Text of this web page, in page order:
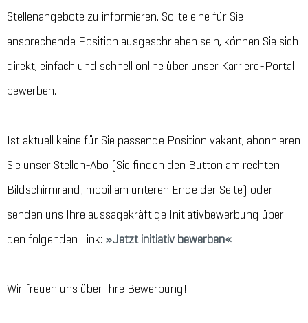
Stellenangebote zu informieren. Sollte eine für Sie
ansprechende Position ausgeschrieben sein, können Sie sich
direkt, einfach und schnell online über unser Karriere-Portal
bewerben.
Ist aktuell keine für Sie passende Position vakant, abonnieren
Sie unser Stellen-Abo (Sie finden den Button am rechten
Bildschirmrand; mobil am unteren Ende der Seite) oder
senden uns Ihre aussagekräftige Initiativbewerbung über
den folgenden Link:
Jetzt initiativ bewerben
Wir freuen uns über Ihre Bewerbung!